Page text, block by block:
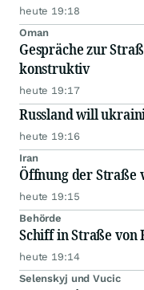
heute 19:18
Oman
Gespräche zur
konstruktiv
heute 19:17
Russland will
heute 19:16
Iran
Öffnung der Straße
heute 19:15
Behörde
Schiff in Straße von
heute 19:14
Selenskyj und Vucic